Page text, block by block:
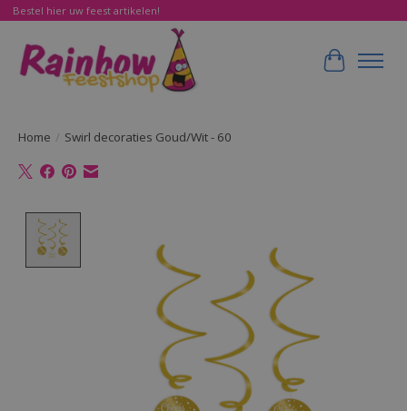
Bestel hier uw feest artikelen!
Home / Swirl decoraties Goud/Wit - 60